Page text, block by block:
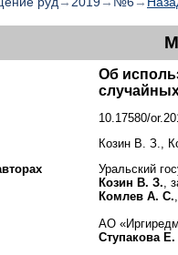
Об
10.17580/
Козин В. З.,
Уральский
Козин В. З.,
Комлев А. С.
АО
Ступакова